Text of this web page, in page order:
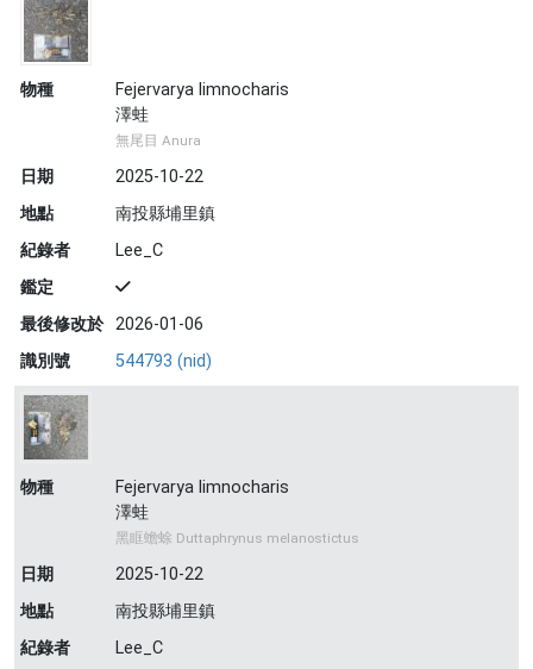
物種
Fejervarya limnocharis
澤蛙
無尾目 Anura
日期
2025-10-22
地點
南投縣埔里鎮
紀錄者
Lee_C
鑑定
最後修改於 2026-01-06
識別號
544793 (nid)
物種
Fejervarya limnocharis
澤蛙
黑眶蟾蜍 Duttaphrynus melanostictus
日期
2025-10-22
地點
南投縣埔里鎮
紀錄者
Lee_C